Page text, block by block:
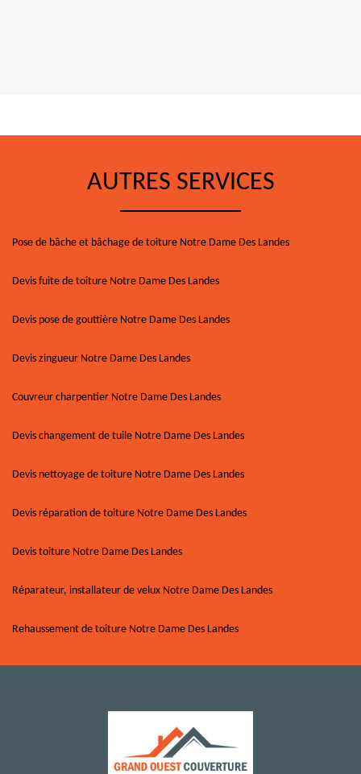
AUTRES SERVICES
Pose de bâche et bâchage de toiture Notre Dame Des Landes
Devis fuite de toiture Notre Dame Des Landes
Devis pose de gouttière Notre Dame Des Landes
Devis zingueur Notre Dame Des Landes
Couvreur charpentier Notre Dame Des Landes
Devis changement de tuile Notre Dame Des Landes
Devis nettoyage de toiture Notre Dame Des Landes
Devis réparation de toiture Notre Dame Des Landes
Devis toiture Notre Dame Des Landes
Réparateur, installateur de velux Notre Dame Des Landes
Rehaussement de toiture Notre Dame Des Landes